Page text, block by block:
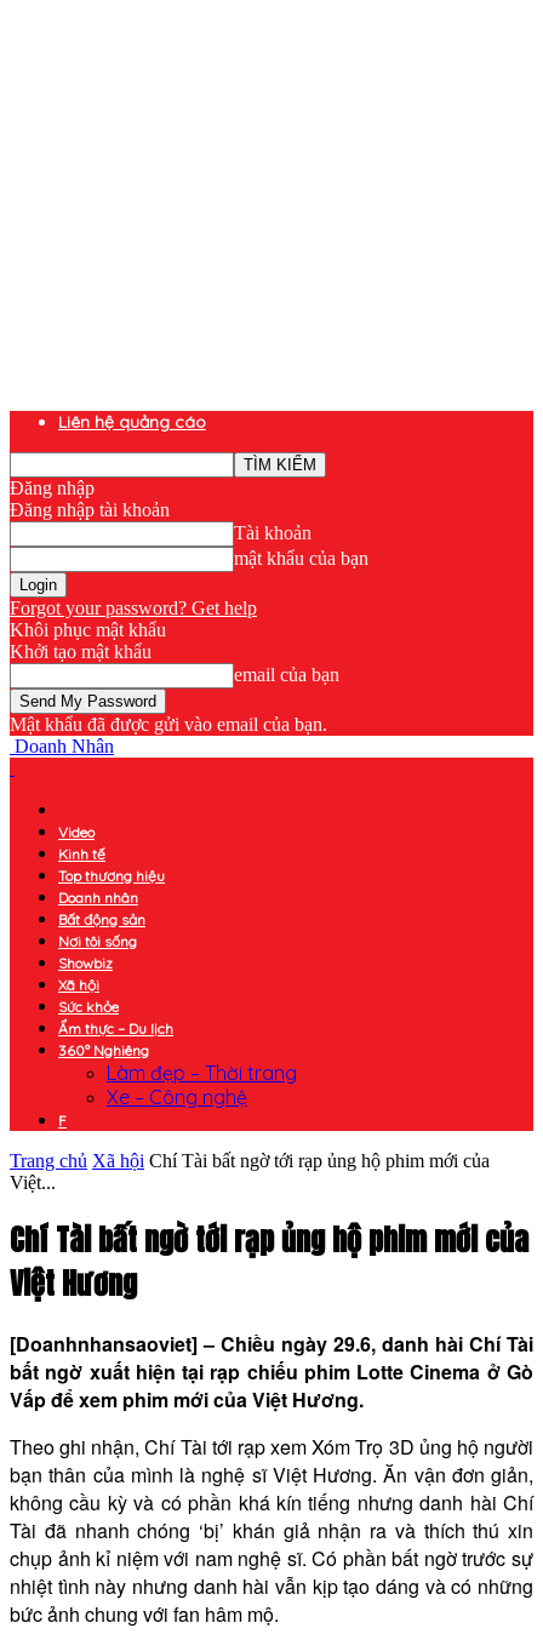
Liên hệ quảng cáo
Đăng nhập
Đăng nhập tài khoản
Tài khoản
mật khẩu của bạn
Forgot your password? Get help
Khôi phục mật khẩu
Khởi tạo mật khẩu
email của bạn
Mật khẩu đã được gửi vào email của bạn.
Doanh Nhân
Video
Kinh tế
Top thương hiệu
Doanh nhân
Bất động sản
Nơi tôi sống
Showbiz
Xã hội
Sức khỏe
Ẩm thực – Du lịch
360° Nghiêng
Làm đẹp – Thời trang
Xe – Công nghệ
F
Trang chủ Xã hội Chí Tài bất ngờ tới rạp ủng hộ phim mới của
Việt...
Chí Tài bất ngờ tới rạp ủng hộ phim mới của
Việt Hương
[Doanhnhansaoviet] – Chiều ngày 29.6, danh hài Chí Tài
bất ngờ xuất hiện tại rạp chiếu phim Lotte Cinema ở Gò
Vấp để xem phim mới của Việt Hương.
Theo ghi nhận, Chí Tài tới rạp xem Xóm Trọ 3D ủng hộ người
bạn thân của mình là nghệ sĩ Việt Hương. Ăn vận đơn giản,
không cầu kỳ và có phần khá kín tiếng nhưng danh hài Chí
Tài đã nhanh chóng ‘bị’ khán giả nhận ra và thích thú xin
chụp ảnh kỉ niệm với nam nghệ sĩ. Có phần bất ngờ trước sự
nhiệt tình này nhưng danh hài vẫn kịp tạo dáng và có những
bức ảnh chung với fan hâm mộ.